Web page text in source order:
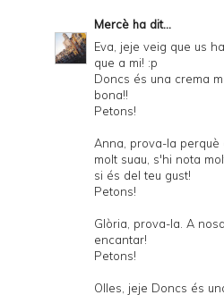
Mercè ha dit...
Eva, jeje veig que us
que a mi! :p
Doncs és una crema
bona!!
Petons!
Anna, prova-la
molt suau, s'hi nota
si és del teu gust!
Petons!
Glòria, prova-la. A
encantar!
Petons!
Olles, jeje Doncs és